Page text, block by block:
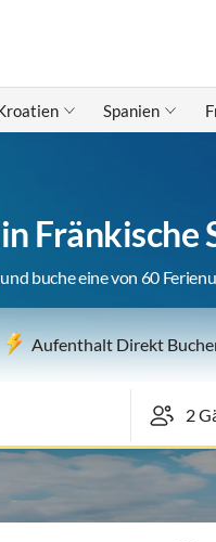
Spanien
Fränkische
buche eine von 60
Aufenthalt Direkt